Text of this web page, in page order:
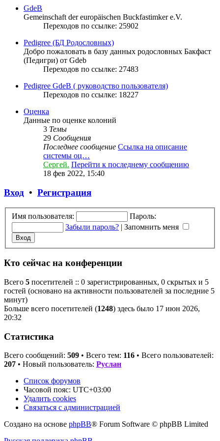
GdeB
Gemeinschaft der europäischen Buckfastimker e.V.
Переходов по ссылке: 25902
Pedigree (БД Родословных)
Добро пожаловать в базу данных родословных Бакфаст
(Педигри) от Gdeb
Переходов по ссылке: 27483
Pedigree GdeB ( руководство пользователя)
Переходов по ссылке: 18227
Оценка
Данные по оценке колоний
3 Темы
29 Сообщения
Последнее сообщение Ссылка на описание
системы оц…
Сергей. Перейти к последнему сообщению
18 фев 2022, 15:40
Вход • Регистрация
Имя пользователя:
Пароль:
Забыли пароль? | Запомнить меня
Кто сейчас на конференции
Всего 5 посетителей :: 0 зарегистрированных, 0 скрытых и 5
гостей (основано на активности пользователей за последние 5
минут)
Больше всего посетителей (1248) здесь было 17 июн 2026,
20:32
Статистика
Всего сообщений: 509 • Всего тем: 116 • Всего пользователей:
207 • Новый пользователь: Руслан
Список форумов
Часовой пояс: UTC+03:00
Удалить cookies
Связаться с администрацией
Создано на основе phpBB® Forum Software © phpBB Limited